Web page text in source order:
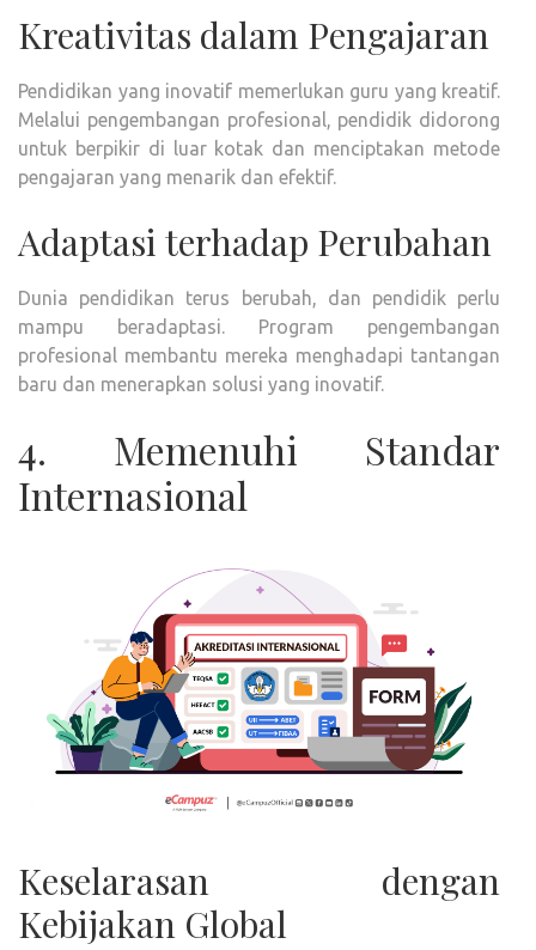
Kreativitas dalam Pengajaran
Pendidikan yang inovatif memerlukan guru yang kreatif.
Melalui pengembangan profesional, pendidik didorong
untuk berpikir di luar kotak dan menciptakan metode
pengajaran yang menarik dan efektif.
Adaptasi terhadap Perubahan
Dunia pendidikan terus berubah, dan pendidik perlu
mampu beradaptasi. Program pengembangan
profesional membantu mereka menghadapi tantangan
baru dan menerapkan solusi yang inovatif.
4. Memenuhi Standar
Internasional
Keselarasan dengan
Kebijakan Global